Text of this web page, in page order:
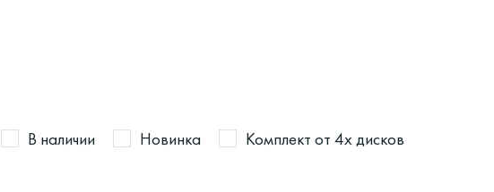
В наличии Новинка Комплект от 4х дисков